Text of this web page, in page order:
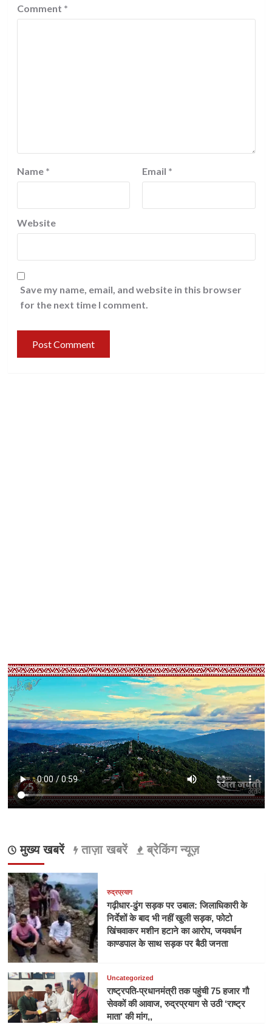
Comment *
Name * Email *
Website
Save my name, email, and website in this browser
for the next time I comment.
मुख्य खबरें ताज़ा खबरें ब्रेकिंग न्यूज़
रुद्रप्रयाग
गढ़ीधार-ढुंग सड़क पर उबाल: जिलाधिकारी के
निर्देशों के बाद भी नहीं खुली सड़क, फोटो
खिंचवाकर मशीन हटाने का आरोप, जयवर्धन
काण्डपाल के साथ सड़क पर बैठी जनता
Uncategorized
राष्ट्रपति-प्रधानमंत्री तक पहुंची 75 हजार गौ
सेवकों की आवाज, रुद्रप्रयाग से उठी ‘राष्ट्र
माता’ की मांग,,